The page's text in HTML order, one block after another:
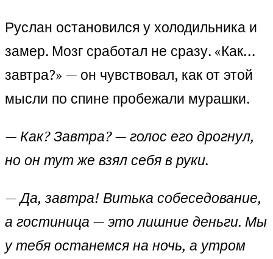
Руслан остановился у холодильника и
замер. Мозг сработал не сразу. «Как…
завтра?» — он чувствовал, как от этой
мысли по спине пробежали мурашки.
— Как? Завтра? — голос его дрогнул,
но он тут же взял себя в руки.
— Да, завтра! Витька собеседование,
а гостиница — это лишние деньги. Мы
у тебя останемся на ночь, а утром